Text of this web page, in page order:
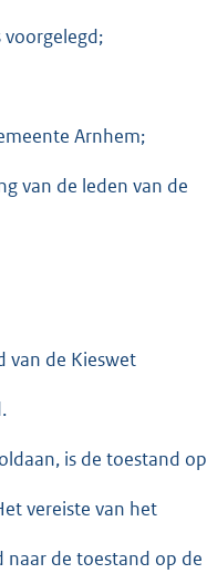
Arnhem;
van de leden van de
van de Kieswet
is de toestand op
vereiste van het
de toestand op de